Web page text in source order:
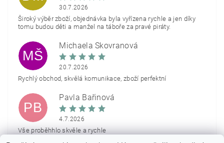
30.7.2026
Široký výběr zboží, objednávka byla vyřízena rychle a jen díky
tomu budou děti a manžel na táboře za pravé piráty.
MŠ
Michaela Škovranová
20.7.2026
Rychlý obchod, skvělá komunikace, zboží perfektní
PB
Pavla Bařinová
4.7.2026
Vše proběhhlo skvěle a rychle